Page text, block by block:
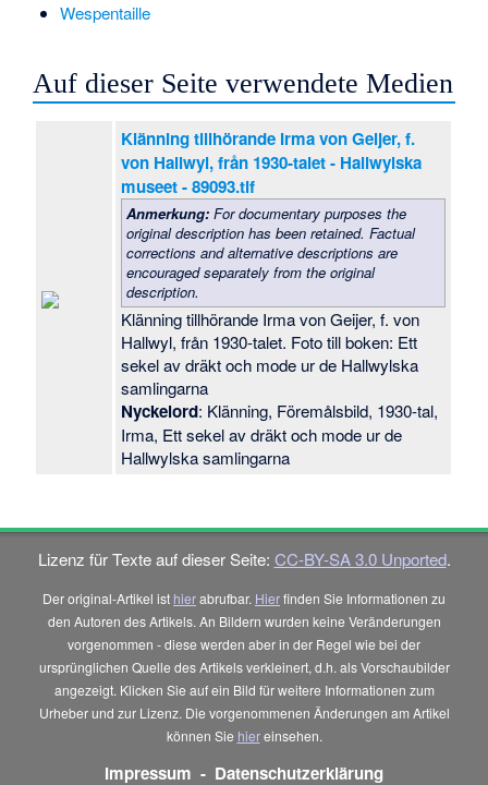
Wespentaille
Auf dieser Seite verwendete Medien
Klänning tillhörande Irma von Geijer, f.
von Hallwyl, från 1930-talet - Hallwylska
museet - 89093.tif
Anmerkung:For documentary purposes the
original description has been retained. Factual
corrections and alternative descriptions are
encouraged separately from the original
description.
Klänning tillhörande Irma von Geijer, f. von
Hallwyl, från 1930-talet. Foto till boken: Ett
sekel av dräkt och mode ur de Hallwylska
samlingarna
Nyckelord: Klänning, Föremålsbild, 1930-tal,
Irma, Ett sekel av dräkt och mode ur de
Hallwylska samlingarna
Lizenz für Texte auf dieser Seite: CC-BY-SA 3.0 Unported.
Der original-Artikel ist hierabrufbar. Hierfinden Sie Informationen zu
den Autoren des Artikels. An Bildern wurden keine Veränderungen
vorgenommen - diese werden aber in der Regel wie bei der
ursprünglichen Quelle des Artikels verkleinert, d.h. als Vorschaubilder
angezeigt. Klicken Sie auf ein Bild für weitere Informationen zum
Urheber und zur Lizenz. Die vorgenommenen Änderungen am Artikel
können Sie hiereinsehen.
Impressum - Datenschutzerklärung